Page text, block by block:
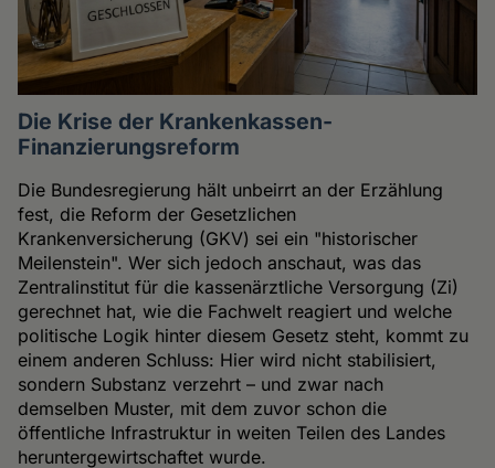
Die Krise der Krankenkassen-
Finanzierungsreform
Die Bundesregierung hält unbeirrt an der Erzählung
fest, die Reform der Gesetzlichen
Krankenversicherung (GKV) sei ein "historischer
Meilenstein". Wer sich jedoch anschaut, was das
Zentralinstitut für die kassenärztliche Versorgung (Zi)
gerechnet hat, wie die Fachwelt reagiert und welche
politische Logik hinter diesem Gesetz steht, kommt zu
einem anderen Schluss: Hier wird nicht stabilisiert,
sondern Substanz verzehrt – und zwar nach
demselben Muster, mit dem zuvor schon die
öffentliche Infrastruktur in weiten Teilen des Landes
heruntergewirtschaftet wurde.